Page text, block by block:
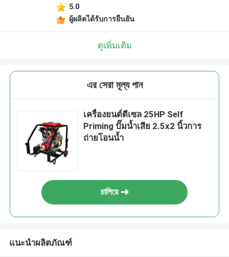
5.0
ผู้ผลิตได้รับการยืนยัน
ดูเพิ่มเติม
এর সেরা মূল্য পান
เครื่องยนต์ดีเซล 25HP Self
Priming ปั๊มน้ำเสีย 2.5x2 นิ้วการ
ถ่ายโอนน้ำ
চালিয়ে
แนะนำผลิตภัณฑ์